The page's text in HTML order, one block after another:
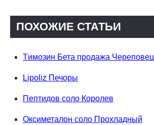
ПОХОЖИЕ СТАТЬИ
Tимозин Бета продажа Череповец
Lipoliz Печоры
Пептидов соло Королев
Оксиметалон соло Прохладный